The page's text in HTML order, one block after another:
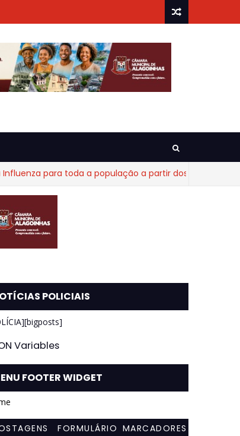
para toda a população a partir dos 6 meses
POLICIAIS
Variables
FOOTER WIDGET
FORMULÁRIO MARCADORES